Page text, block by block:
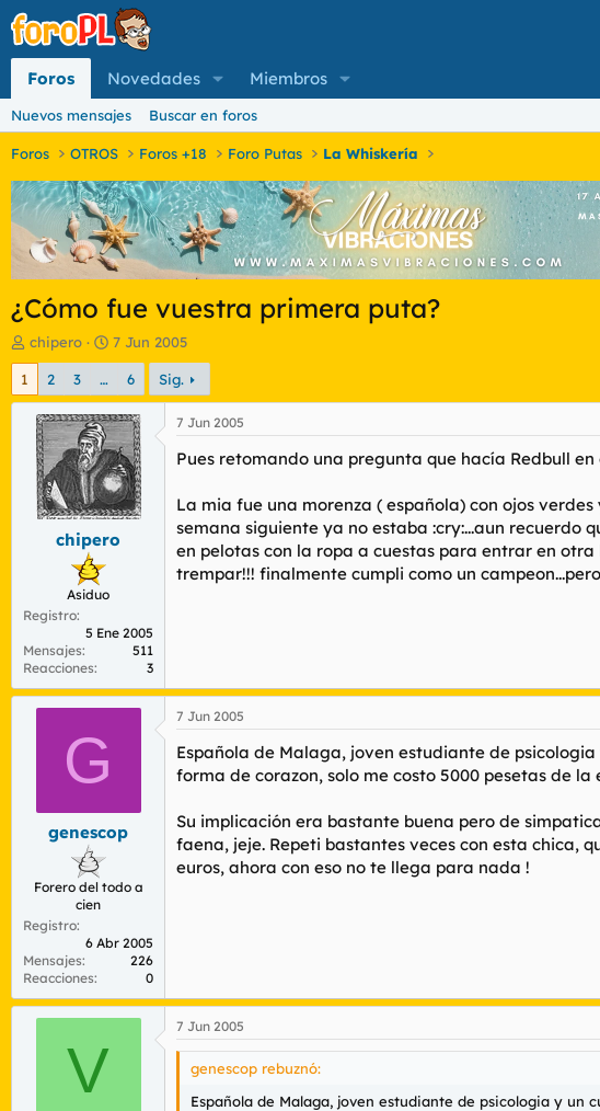
Foros Novedades Miembros
Nuevos mensajes Buscar en foros
Foros OTROS Foros +18 Foro Putas La Whiskería
¿Cómo fue vuestra primera puta?
I
n
c
a
d
o
m
chipero
F
e
h
a
d
e
i
n
i
c
7 Jun 2005
1 2 3 … 6 Sig.
chipero
Asiduo
Registro
5 Ene 2005
Mensajes
511
Reacciones
3
7 Jun 2005
Pues retomando una pregunta que hacía Redbull
La mia fue una morenza ( española) con ojos
semana siguiente ya no estaba :cry:...aun
en pelotas con la ropa a cuestas para entrar en
trempar!!! finalmente cumpli como un
G
genescop
Forero del todo a
cien
Registro
6 Abr 2005
Mensajes
226
Reacciones
0
7 Jun 2005
Española de Malaga, joven estudiante de
forma de corazon, solo me costo 5000 pesetas de
Su implicación era bastante buena pero de
faena, jeje. Repeti bastantes veces con esta chica,
euros, ahora con eso no te llega para nada !
V
7 Jun 2005
genescop rebuznó:
Española de Malaga, joven estudiante de psicologia y un